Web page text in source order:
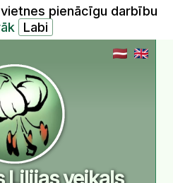
pienācīgu darbību